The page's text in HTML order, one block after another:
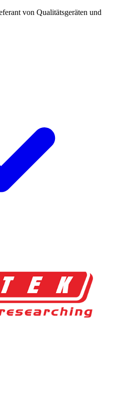
von Qualitätsgeräten und